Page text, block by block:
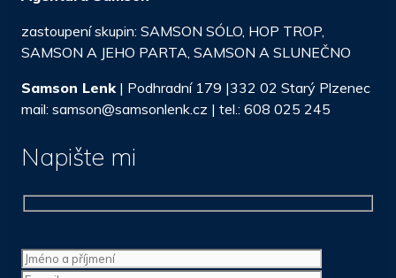
zastoupení skupin: SAMSON SÓLO, HOP TROP,
SAMSON A JEHO PARTA, SAMSON A SLUNEČNO
Samson Lenk| Podhradní 179 |332 02 Starý Plzenec
mail: samson@samsonlenk.cz | tel.: 608 025 245
Napište mi